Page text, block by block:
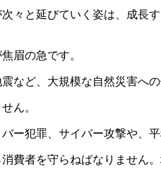
々と延びていく姿は、成長
眉の急です。
など、大規模な自然災害へ
ん。
ー犯罪、サイバー攻撃や、
費者を守らねばなりません